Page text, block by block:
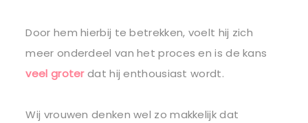
Door hem hierbij te betrekken, voelt hij zich
meer onderdeel van het proces en is de kans
veel groterdat hij enthousiast wordt.
Wij vrouwen denken wel zo makkelijk dat